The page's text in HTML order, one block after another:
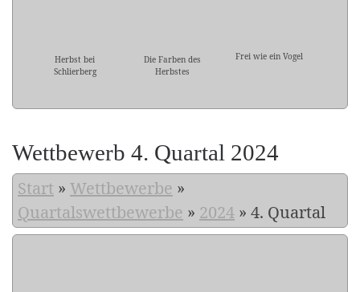
Herbst bei
Schlierberg
Die Farben des
Herbstes
Frei wie ein Vogel
Wettbewerb 4. Quartal 2024
Start » Wettbewerbe »
Quartalswettbewerbe » 2024 » 4. Quartal